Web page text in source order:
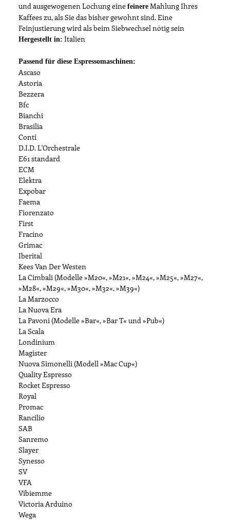
und ausgewogenen Lochung eine feinere Mahlung Ihres
Kaffees zu, als Sie das bisher gewohnt sind. Eine
Feinjustierung wird als beim Siebwechsel nötig sein
Hergestellt in: Italien
Passend für diese Espressomaschinen:
Ascaso
Astoria
Bezzera
Bfc
Bianchi
Brasilia
Conti
D.I.D. L'Orchestrale
E61 standard
ECM
Elektra
Expobar
Faema
Fiorenzato
First
Fracino
Grimac
Iberital
Kees Van Der Westen
La Cimbali (Modelle »M20«, »M21«, »M24«, »M25«, »M27«,
»M28«, »M29«, »M30«, »M32«, »M39«)
La Marzocco
La Nuova Era
La Pavoni (Modelle »Bar«, »Bar T« und »Pub«)
La Scala
Londinium
Magister
Nuova Simonelli (Modell »Mac Cup«)
Quality Espresso
Rocket Espresso
Royal
Promac
Rancilio
SAB
Sanremo
Slayer
Synesso
SV
VFA
Vibiemme
Victoria Arduino
Wega